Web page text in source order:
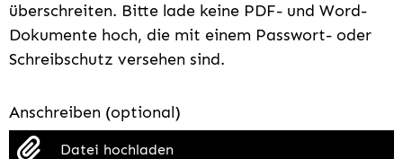
überschreiten. Bitte lade keine PDF- und Word-
Dokumente hoch, die mit einem Passwort- oder
Schreibschutz versehen sind.
Anschreiben (optional)
Datei hochladen